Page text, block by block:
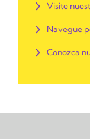
Visite
Navegue
Conozca